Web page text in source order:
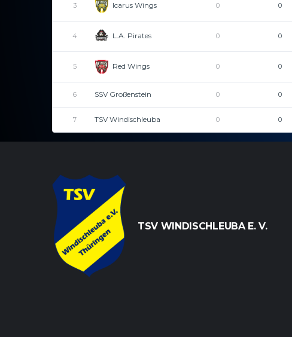
3 Icarus Wings 0 0
4 L.A. Pirates 0 0
5 Red Wings 0 0
6 SSV Großenstein 0 0
7 TSV Windischleuba 0 0
TSV WINDISCHLEUBA E. V.